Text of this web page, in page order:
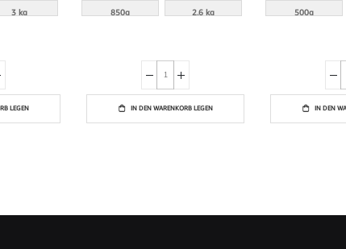
3 kg
LEGEN
850g
2.6 kg
IN DEN WARENKORB LEGEN
500g
IN DEN